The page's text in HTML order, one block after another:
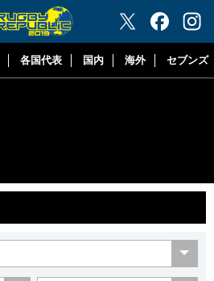
"ラグビーリパブリック"
各国代表 国内 海外 セブンズ